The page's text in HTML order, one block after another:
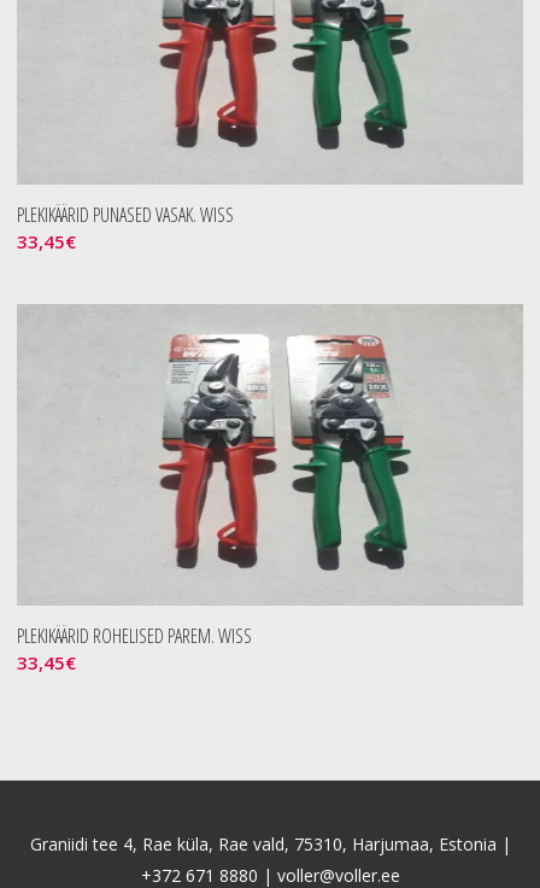
PLEKIKÄÄRID PUNASED VASAK. WISS
33,45€
PLEKIKÄÄRID ROHELISED PAREM. WISS
33,45€
Graniidi tee 4, Rae küla, Rae vald, 75310, Harjumaa, Estonia |
+372 671 8880 | voller@voller.ee